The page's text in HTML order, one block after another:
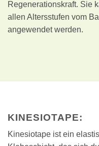
Regenerationskraft. Sie
allen Altersstufen vom
angewendet werden.
KINESIOTAPE:
Kinesiotape ist ein